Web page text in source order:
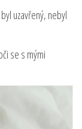
uzavřený, nebyl
se s mými